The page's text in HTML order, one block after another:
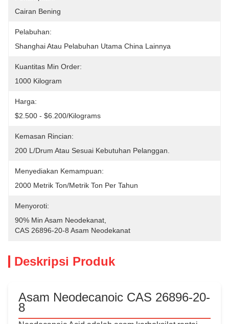
Cairan Bening
Pelabuhan:
Shanghai Atau Pelabuhan Utama China Lainnya
Kuantitas Min Order:
1000 Kilogram
Harga:
$2.500 - $6.200/Kilograms
Kemasan Rincian:
200 L/drum Atau Sesuai Kebutuhan Pelanggan.
Menyediakan Kemampuan:
2000 Metrik Ton/Metrik Ton Per Tahun
Menyoroti:
90% Min Asam Neodekanat
CAS 26896-20-8 Asam Neodekanat
Deskripsi Produk
Asam Neodecanoic CAS 26896-20-
8